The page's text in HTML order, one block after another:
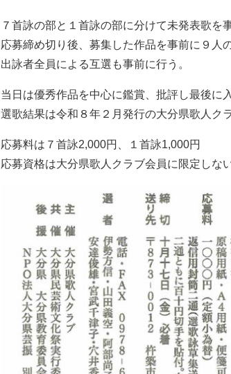
７首詠の部と１首詠の部に分けて未発表歌を
応募締め切り後、募集した作品を事前に９人
出詠者全員による互選も事前に行う。
当日は優秀作品を中心に鑑賞、批評し最後に
選歌結果は令和８年２月発行の大分県歌人ク
応募料は７首詠2,000円、１首詠1,000円
応募資格は大分県歌人クラブ会員に限定しな